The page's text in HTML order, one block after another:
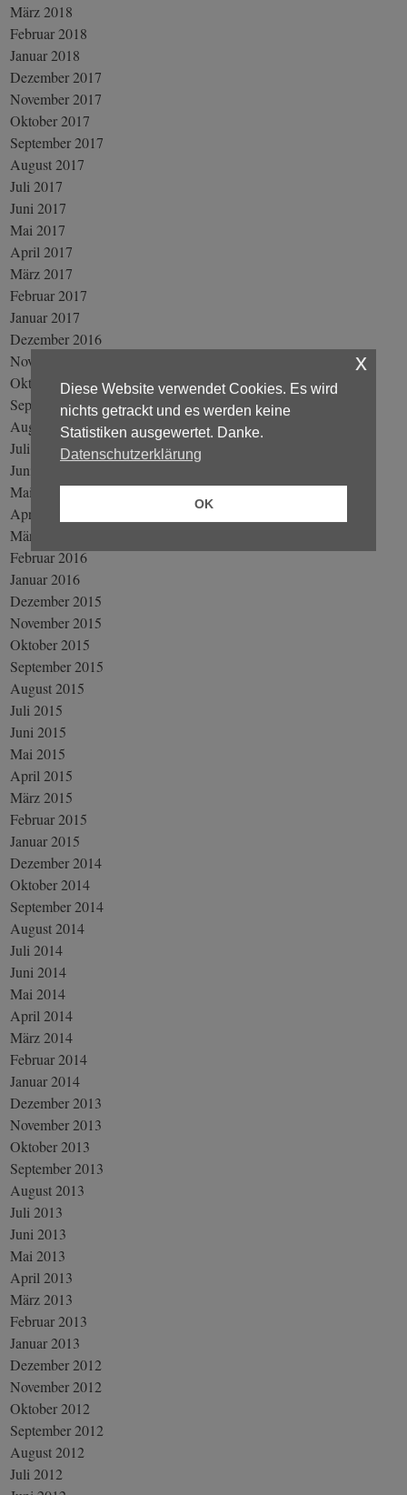
März 2018
Februar 2018
Januar 2018
Dezember 2017
November 2017
Oktober 2017
September 2017
August 2017
Juli 2017
Juni 2017
Mai 2017
April 2017
März 2017
Februar 2017
Januar 2017
Dezember 2016
November 2016
Oktober 2016
September 2016
August 2016
Juli 2016
Juni 2016
Mai 2016
April 2016
März 2016
Februar 2016
Januar 2016
Dezember 2015
November 2015
Oktober 2015
September 2015
August 2015
Juli 2015
Juni 2015
Mai 2015
April 2015
März 2015
Februar 2015
Januar 2015
Dezember 2014
Oktober 2014
September 2014
August 2014
Juli 2014
Juni 2014
Mai 2014
April 2014
März 2014
Februar 2014
Januar 2014
Dezember 2013
November 2013
Oktober 2013
September 2013
August 2013
Juli 2013
Juni 2013
Mai 2013
April 2013
März 2013
Februar 2013
Januar 2013
Dezember 2012
November 2012
Oktober 2012
September 2012
August 2012
Juli 2012
Diese Website verwendet Cookies. Es wird
nichts getrackt und es werden keine
Statistiken ausgewertet. Danke.
Datenschutzerklärung
OK
x